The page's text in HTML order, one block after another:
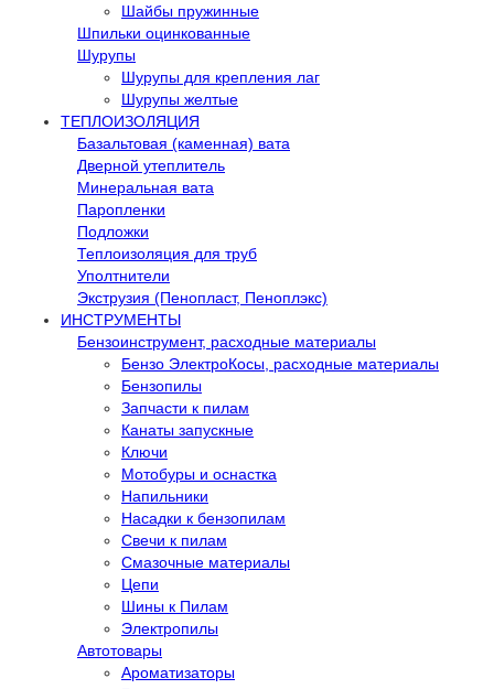
Шайбы пружинные
Шпильки оцинкованные
Шурупы
Шурупы для крепления лаг
Шурупы желтые
ТЕПЛОИЗОЛЯЦИЯ
Базальтовая (каменная) вата
Дверной утеплитель
Минеральная вата
Паропленки
Подложки
Теплоизоляция для труб
Уполтнители
Экструзия (Пенопласт, Пеноплэкс)
ИНСТРУМЕНТЫ
Бензоинструмент, расходные материалы
Бензо ЭлектроКосы, расходные материалы
Бензопилы
Запчасти к пилам
Канаты запускные
Ключи
Мотобуры и оснастка
Напильники
Насадки к бензопилам
Свечи к пилам
Смазочные материалы
Цепи
Шины к Пилам
Электропилы
Автотовары
Ароматизаторы